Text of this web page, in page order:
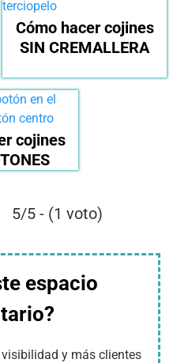
Cómo hacer cojines
SIN CREMALLERA
cojines
5/5 - (1 voto)
espacio
y más clientes